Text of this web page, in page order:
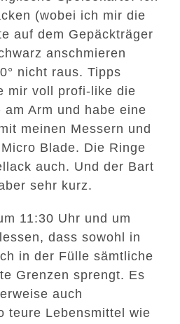
(wobei ich mir die
auf dem Gepäckträger
anschmieren
nicht raus. Tipps
mir voll profi-like die
Arm und habe eine
meinen Messern und
Blade. Die Ringe
auch. Und der Bart
sehr kurz.
11:30 Uhr und um
dass sowohl in
in der Fülle sämtliche
Grenzen sprengt. Es
auch
teure Lebensmittel wie